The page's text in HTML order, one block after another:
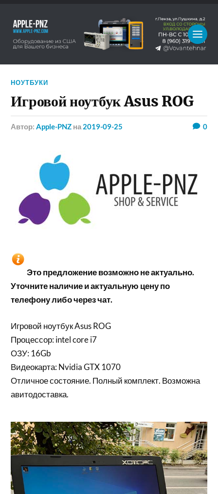
НОУТБУКИ
Игровой ноутбук Asus ROG
Автор:Apple-PNZ на 2019-09-25 0
Это предложение возможно не актуально.
Уточните наличие и актуальную цену по
телефону либо через чат.
Игровой ноутбук Asus ROG
Процессор: intel core i7
ОЗУ: 16Gb
Видеокарта: Nvidia GTX 1070
Отличное состояние. Полный комплект. Возможна
авитодоставка.